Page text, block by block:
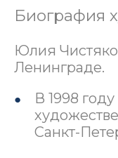
Биография
Юлия
Ленинграде.
В 1998
Санкт-